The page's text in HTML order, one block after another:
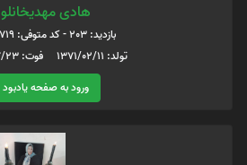
هادی مهدیخانلو
بازدید: 203 - کد متوفی: 6207719
تولد: 1371/02/11 فوت: 1399/07/23
ورود به صفحه یادبود